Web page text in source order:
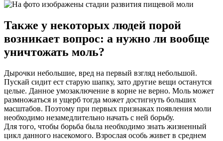
Также у некоторых людей порой
возникает вопрос: а нужно ли вообще
уничтожать моль?
Дырочки небольшие, вред на первый взгляд небольшой.
Пускай сидит ест старую шапку, зато другие вещи останутся
целые. Данное умозаключение в корне не верно. Моль может
размножаться и ущерб тогда может достигнуть больших
масштабов. Поэтому при первых признаках появления моли
необходимо незамедлительно начать с ней борьбу.
Для того, чтобы борьба была необходимо знать жизненный
цикл данного насекомого. Взрослая особь живет в среднем